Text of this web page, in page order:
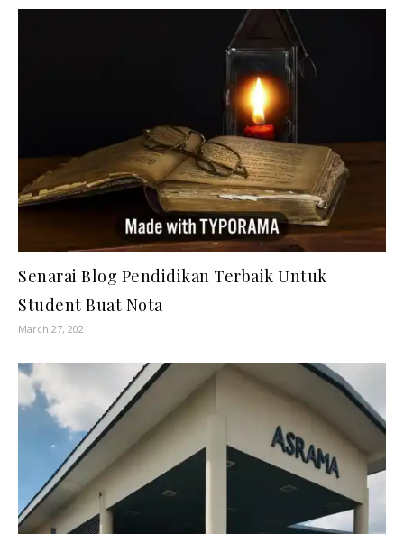
Senarai Blog Pendidikan Terbaik Untuk
Student Buat Nota
March 27, 2021